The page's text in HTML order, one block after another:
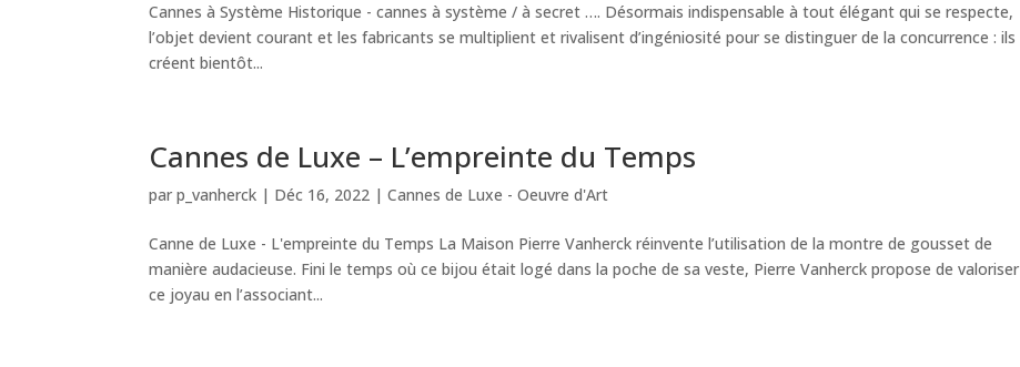
Cannes à Système Historique - cannes à système / à secret …. Désormais indispensable à tout élégant qui se respecte,
l’objet devient courant et les fabricants se multiplient et rivalisent d’ingéniosité pour se distinguer de la concurrence : ils
créent bientôt...
Cannes de Luxe – L’empreinte du Temps
parp_vanherck | Déc 16, 2022 |Cannes de Luxe - Oeuvre d'Art
Canne de Luxe - L'empreinte du Temps La Maison Pierre Vanherck réinvente l’utilisation de la montre de gousset de
manière audacieuse. Fini le temps où ce bijou était logé dans la poche de sa veste, Pierre Vanherck propose de valoriser
ce joyau en l’associant...